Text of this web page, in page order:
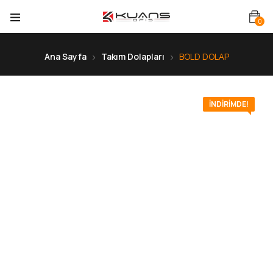
0
Ana Sayfa Takım Dolapları BOLD DOLAP
İNDIRIMDE!